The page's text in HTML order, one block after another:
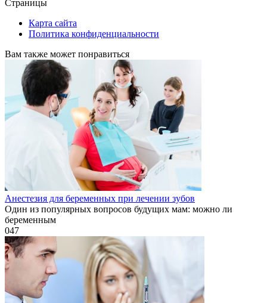
Страницы
Карта сайта
Политика конфиденциальности
Вам также может понравиться
Анестезия для беременных при лечении зубов
Один из популярных вопросов будущих мам: можно ли
беременным
047